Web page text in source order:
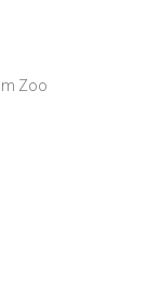
Zoo